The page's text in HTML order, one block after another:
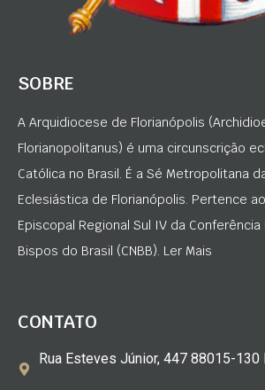
SOBRE
A Arquidiocese de Florianópolis
Florianopolitanus) é uma circunscrição
Católica no Brasil. É a Sé Metropolitana
Eclesiástica de Florianópolis. Pertence
Episcopal Regional Sul IV da Conferência
Bispos do Brasil (CNBB). Ler Mais
CONTATO
Rua Esteves Júnior, 447 88015-